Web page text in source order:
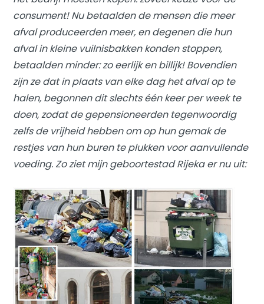
consument! Nu betaalden de mensen die meer
afval produceerden meer, en degenen die hun
afval in kleine vuilnisbakken konden stoppen,
betaalden minder: zo eerlijk en billijk! Bovendien
zijn ze dat in plaats van elke dag het afval op te
halen, begonnen dit slechts één keer per week te
doen, zodat de gepensioneerden tegenwoordig
zelfs de vrijheid hebben om op hun gemak de
restjes van hun buren te plukken voor aanvullende
voeding. Zo ziet mijn geboortestad Rijeka er nu uit: